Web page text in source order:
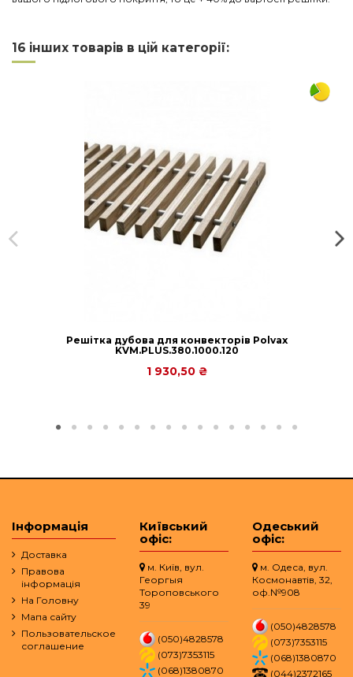
Ширина
300
16 інших товарів в цій категорії:
Решітка дубова для конвекторів Polvax
KVM.PLUS.380.1000.120
1 930,50 ₴
Інформація
Доставка
Правова
інформація
На Головну
Мапа сайту
Пользовательское
соглашение
Київський
офіс:
м. Київ, вул.
Георгыя
Тороповського
39
(050)4828578
(073)7353115
(068)1380870
Одеський
офіс:
м. Одеса, вул.
Космонавтів, 32,
оф.№908
(050)4828578
(073)7353115
(068)1380870
(044)2372165